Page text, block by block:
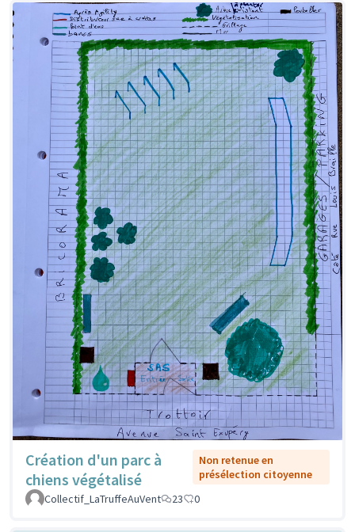
Création d'un parc à
chiens végétalisé
Non retenue en
présélection citoyenne
Collectif_LaTruffeAuVent
23 0